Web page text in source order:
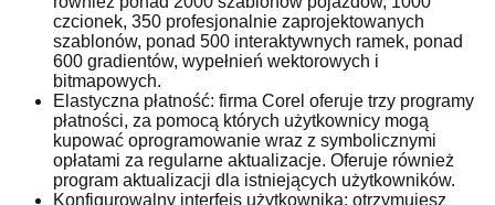
czcionek, 350 profesjonalnie zaprojektowanych
szablonów, ponad 500 interaktywnych ramek, ponad
600 gradientów, wypełnień wektorowych i
bitmapowych.
Elastyczna płatność: firma Corel oferuje trzy programy
płatności, za pomocą których użytkownicy mogą
kupować oprogramowanie wraz z symbolicznymi
opłatami za regularne aktualizacje. Oferuje również
program aktualizacji dla istniejących użytkowników.
Konfigurowalny interfejs użytkownika: otrzymujesz